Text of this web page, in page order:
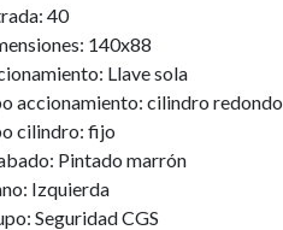
40
140x88
Llave sola
accionamiento: cilindro redondo
cilindro: fijo
Pintado marrón
Izquierda
Seguridad CGS